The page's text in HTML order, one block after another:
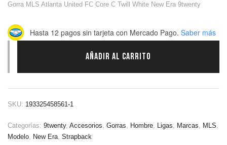
Gorra MLS Atlanta United FC Core C Twill White New Era 9twenty
Hasta 12 pagos sin tarjeta con Mercado Pago. Saber más
AÑADIR AL CARRITO
SKU: 193325458561-1
Categorías: 9twenty, Accesorios, Gorras, Hombre, Ligas, Marcas, MLS,
Modelo, New Era, Strapback